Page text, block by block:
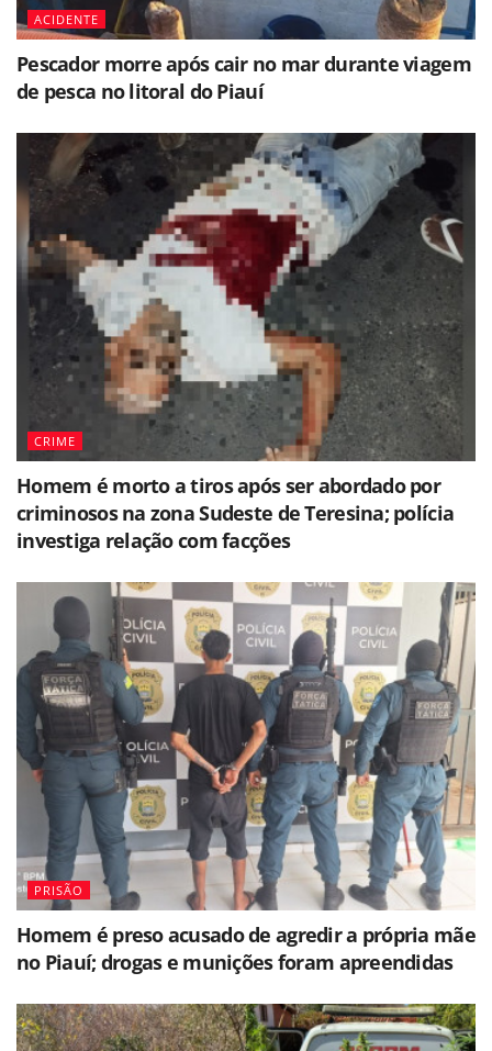
ACIDENTE
Pescador morre após cair no mar durante viagem
de pesca no litoral do Piauí
CRIME
Homem é morto a tiros após ser abordado por
criminosos na zona Sudeste de Teresina; polícia
investiga relação com facções
PRISÃO
Homem é preso acusado de agredir a própria mãe
no Piauí; drogas e munições foram apreendidas